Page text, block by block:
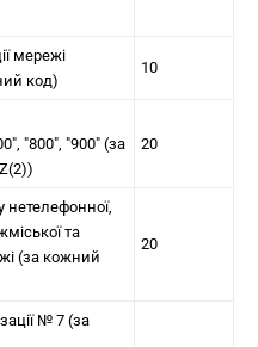
мережі
код)
10
"800", "900" (за
20
нетелефонної,
та
(за кожний
20
№ 7 (за